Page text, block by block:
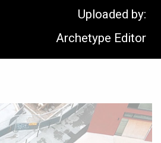
Uploaded by:
Archetype Editor